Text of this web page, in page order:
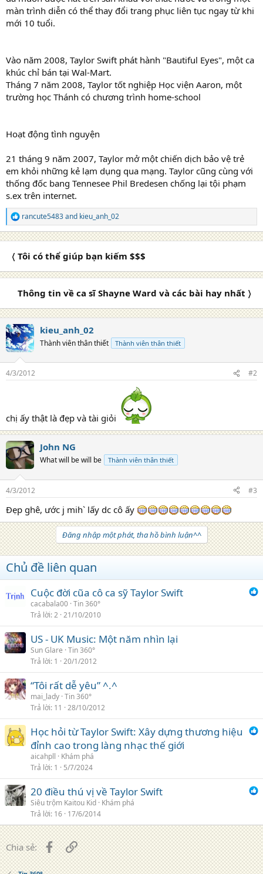
màn trình diễn có thể thay đổi trang phục liên tục ngay từ khi
mới 10 tuổi.
Vào năm 2008, Taylor Swift phát hành "Bautiful Eyes", một ca
khúc chỉ bán tại Wal-Mart.
Tháng 7 năm 2008, Taylor tốt nghiệp Học viện Aaron, một
trường học Thánh có chương trình home-school
Hoạt động tình nguyện
21 tháng 9 năm 2007, Taylor mở một chiến dịch bảo vệ trẻ
em khỏi những kẻ lạm dụng qua mạng. Taylor cũng cùng với
thống đốc bang Tennesee Phil Bredesen chống lại tội phạm
s.ex trên internet.
R
e
a
o
rancute5483and kieu_anh_02
〈 Tôi có thể giúp bạn kiếm $$$
Thông tin về ca sĩ Shayne Ward và các bài hay nhất 〉
kieu_anh_02
Thành viên thân thiết Thành viên thân thiết
4/3/2012 #2
chị ấy thật là đẹp và tài giỏi
John NG
What will be will be Thành viên thân thiết
4/3/2012 #3
Đẹp ghê, ước j mih` lấy dc cô ấy
Đăng nhập một phát, tha hồ bình luận^^
Chủ đề liên quan
Cuộc đời cũa cô ca sỹ Taylor Swift
cacabala00 Tin 360°
Trả lời 2 21/10/2010
US - UK Music: Một năm nhìn lại
Sun Glare Tin 360°
Trả lời 1 20/1/2012
“Tôi rất dễ yêu” ^.^
mai_lady Tin 360°
Trả lời 11 28/10/2012
Học hỏi từ Taylor Swift: Xây dựng thương hiệu
đỉnh cao trong làng nhạc thế giới
aicahpll
Khám phá
Trả lời 1 5/7/2024
20 điều thú vị về Taylor Swift
Siêu trộm Kaitou Kid Khám phá
Trả lời 16 17/6/2014
Chia sẻ: FacebookLiên kết